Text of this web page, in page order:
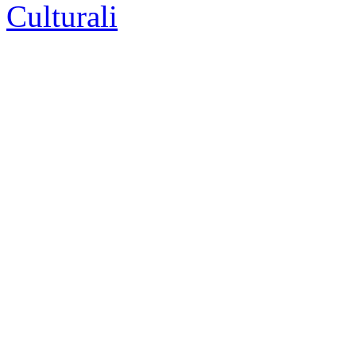
Culturali